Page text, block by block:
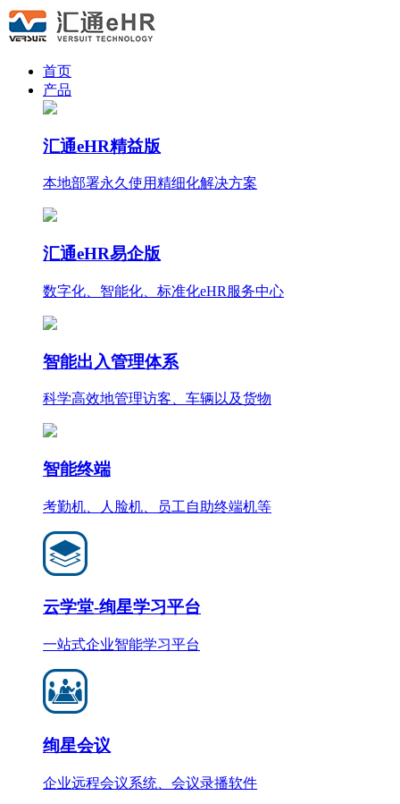
首页
产品
汇通eHR精益版
本地部署永久使用精细化解决方案
汇通eHR易企版
数字化、智能化、标准化eHR服务中心
智能出入管理体系
科学高效地管理访客、车辆以及货物
智能终端
考勤机、人脸机、员工自助终端机等
云学堂-绚星学习平台
一站式企业智能学习平台
绚星会议
企业远程会议系统、会议录播软件